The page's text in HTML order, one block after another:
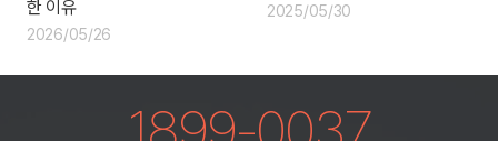
한 이유
2026/05/26
2025/05/30